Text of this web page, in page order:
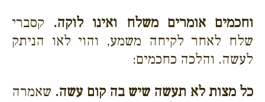
וחכמים אומרים משלח ואינו לוקה. קסברי
שלח לאחר לקיחה משמע, והוי לאו הניתק
לעשה. והלכה כחכמים:
כל מצות לא תעשה שיש בה קום עשה. שאמרה